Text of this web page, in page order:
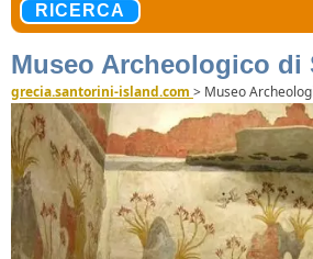
Museo Archeologico di
grecia.santorini-island.com > Museo